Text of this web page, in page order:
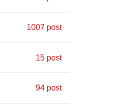
1007 post
15 post
94 post